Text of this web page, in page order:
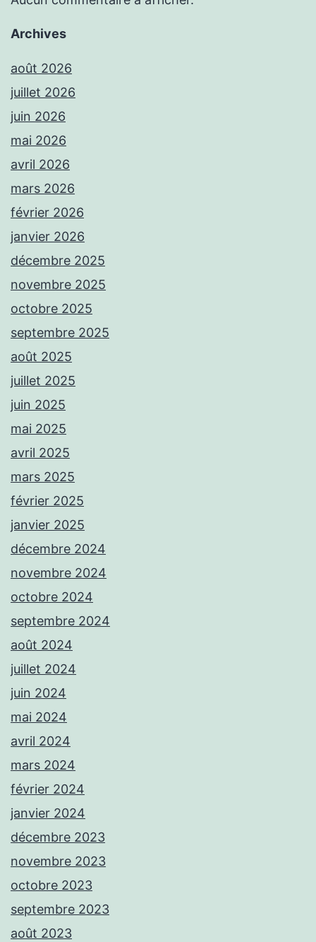
Archives
août 2026
juillet 2026
juin 2026
mai 2026
avril 2026
mars 2026
février 2026
janvier 2026
décembre 2025
novembre 2025
octobre 2025
septembre 2025
août 2025
juillet 2025
juin 2025
mai 2025
avril 2025
mars 2025
février 2025
janvier 2025
décembre 2024
novembre 2024
octobre 2024
septembre 2024
août 2024
juillet 2024
juin 2024
mai 2024
avril 2024
mars 2024
février 2024
janvier 2024
décembre 2023
novembre 2023
octobre 2023
septembre 2023
août 2023